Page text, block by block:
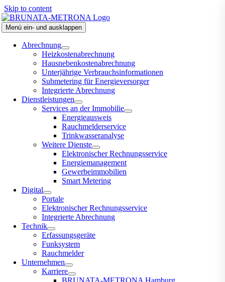
Skip to content
Menü ein- und ausklappen
Abrechnung
Heizkostenabrechnung
Hausnebenkostenabrechnung
Unterjährige Verbrauchsinformationen
Submetering für Energieversorger
Integrierte Abrechnung
Dienstleistungen
Services an der Immobilie
Energieausweis
Rauchmelderservice
Trinkwasseranalyse
Weitere Dienste
Elektronischer Rechnungsservice
Energiemanagement
Gewerbeimmobilien
Smart Metering
Digital
Portale
Elektronischer Rechnungsservice
Integrierte Abrechnung
Technik
Erfassungsgeräte
Funksystem
Rauchmelder
Unternehmen
Karriere
BRUNATA-METRONA Hamburg